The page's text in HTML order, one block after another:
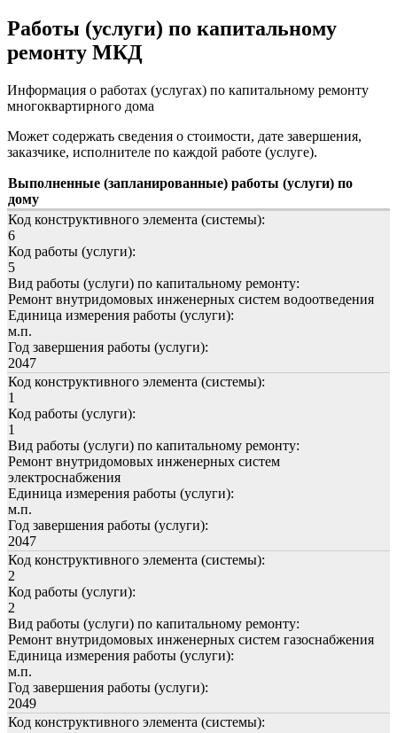
Работы (услуги) по капитальному
ремонту МКД
Информация о работах (услугах) по капитальному ремонту
многоквартирного дома
Может содержать сведения о стоимости, дате завершения,
заказчике, исполнителе по каждой работе (услуге).
Выполненные (запланированные) работы (услуги) по
дому
Код конструктивного элемента (системы):
6
Код работы (услуги):
5
Вид работы (услуги) по капитальному ремонту:
Ремонт внутридомовых инженерных систем водоотведения
Единица измерения работы (услуги):
м.п.
Год завершения работы (услуги):
2047
Код конструктивного элемента (системы):
1
Код работы (услуги):
1
Вид работы (услуги) по капитальному ремонту:
Ремонт внутридомовых инженерных систем
электроснабжения
Единица измерения работы (услуги):
м.п.
Год завершения работы (услуги):
2047
Код конструктивного элемента (системы):
2
Код работы (услуги):
2
Вид работы (услуги) по капитальному ремонту:
Ремонт внутридомовых инженерных систем газоснабжения
Единица измерения работы (услуги):
м.п.
Год завершения работы (услуги):
2049
Код конструктивного элемента (системы):